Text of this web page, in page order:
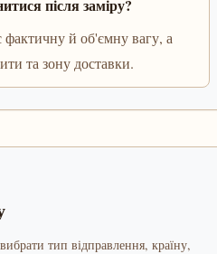
після заміру?
фактичну й об'ємну вагу, а
та зону доставки.
тип відправлення, країну,